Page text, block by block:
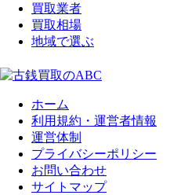
買取業者
買取相場
地域で選ぶ
ホーム
利用規約・運営者情報
運営体制
プライバシーポリシー
お問い合わせ
サイトマップ